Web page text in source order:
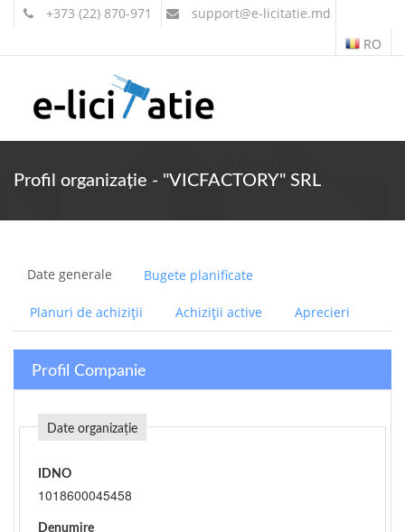
+373 (22) 870-971 support@e-licitatie.md
RO
Profil organizație - "VICFACTORY" SRL
Date generale Bugete planificate
Planuri de achiziții Achiziții active Aprecieri
Profil Companie
Date organizație
IDNO
1018600045458
Denumire